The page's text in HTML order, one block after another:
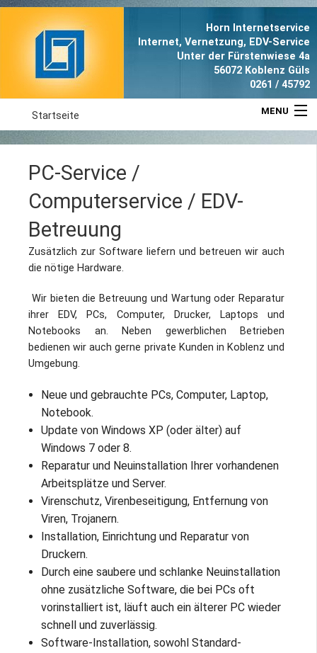
Horn Internetservice
Internet, Vernetzung, EDV-Service
Unter der Fürstenwiese 4a
56072 Koblenz Güls
0261 / 45792
MENU
Startseite
Referenzen
Anfahrt
Portrait
Impressum / Datenschutz
PC-Service /
Computerservice / EDV-
Betreuung
Zusätzlich zur Software liefern und betreuen wir auch
die nötige Hardware.
Wir bieten die Betreuung und Wartung oder Reparatur
ihrer EDV, PCs, Computer, Drucker, Laptops und
Notebooks an. Neben gewerblichen Betrieben
bedienen wir auch gerne private Kunden in Koblenz und
Umgebung.
Neue und gebrauchte PCs, Computer, Laptop,
Notebook.
Update von Windows XP (oder älter) auf
Windows 7 oder 8.
Reparatur und Neuinstallation Ihrer vorhandenen
Arbeitsplätze und Server.
Virenschutz, Virenbeseitigung, Entfernung von
Viren, Trojanern.
Installation, Einrichtung und Reparatur von
Druckern.
Durch eine saubere und schlanke Neuinstallation
ohne zusätzliche Software, die bei PCs oft
vorinstalliert ist, läuft auch ein älterer PC wieder
schnell und zuverlässig.
Software-Installation, sowohl Standard-